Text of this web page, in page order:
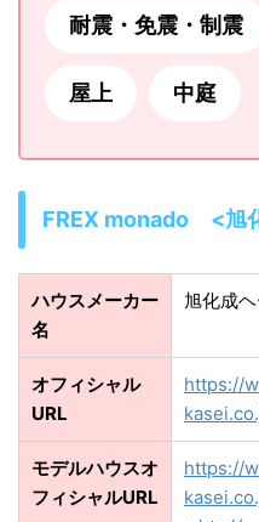
耐震・免震・制震
屋上 中庭
FREX monado <旭
ハウスメーカー
名
旭化成
オフィシャル
URL
https://
モデルハウスオ
フィシャルURL
https://